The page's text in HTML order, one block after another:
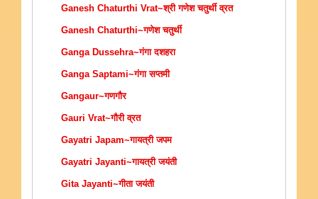
Ganesh Chaturthi Vrat~श्री गणेश चतुर्थी व्रत
Ganesh Chaturthi~गणेश चतुर्थी
Ganga Dussehra~गंगा दशहरा
Ganga Saptami~गंगा सप्तमी
Gangaur~गणगौर
Gauri Vrat~गौरी व्रत
Gayatri Japam~गायत्री जपम
Gayatri Jayanti~गायत्री जयंती
Gita Jayanti~गीता जयंती